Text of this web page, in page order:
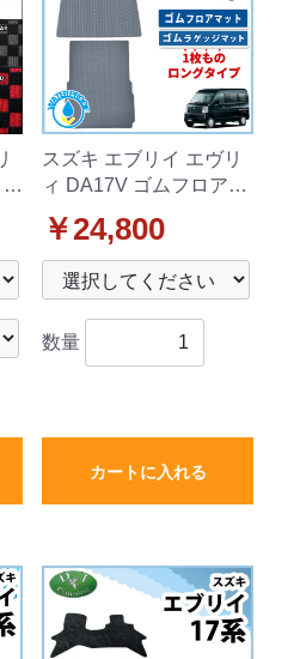
スズキ エブリイ エヴリ
ィ DA17V ゴムフロアマ
ッジマット ラバーマッ
ト トランクマット
￥24,800
数量
カートに入れる